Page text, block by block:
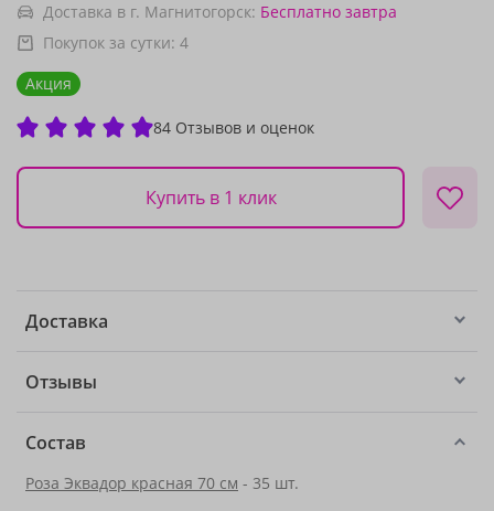
Доставка в г. Магнитогорск: Бесплатно завтра
Покупок за сутки: 4
Акция
84 Отзывов и оценок
Купить в 1 клик
Доставка
Отзывы
Состав
Роза Эквадор красная 70 см - 35 шт.